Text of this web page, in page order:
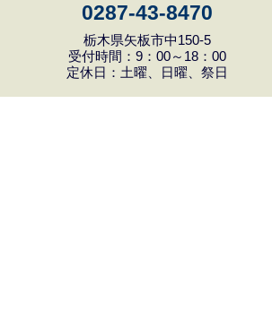
0287-43-8470
栃木県矢板市中150-5
受付時間：9：00～18：00
定休日：土曜、日曜、祭日